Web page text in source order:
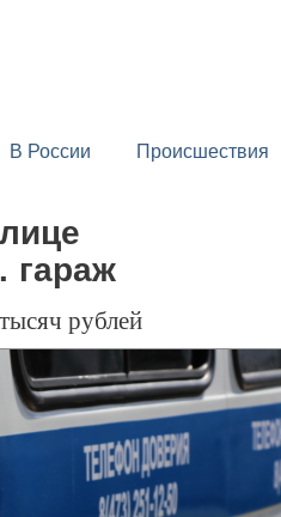
В России Происшествия
гараж
рублей